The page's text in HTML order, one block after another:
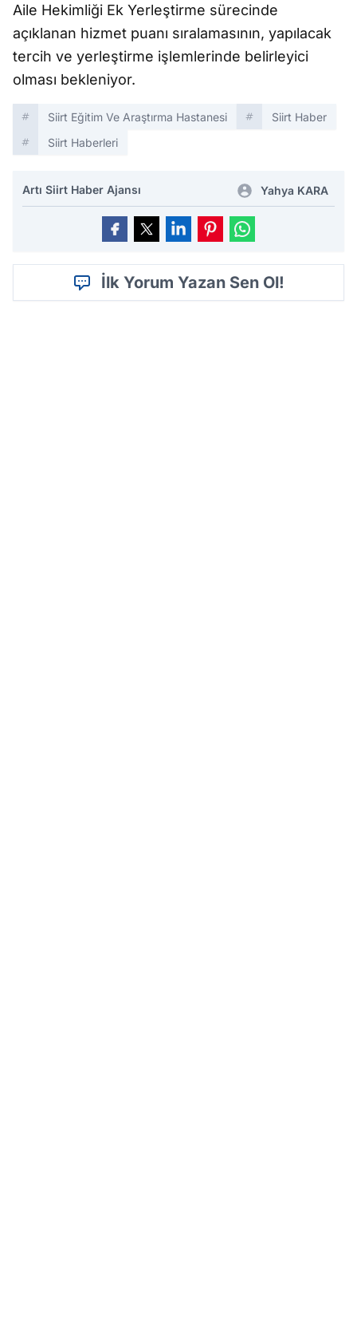
Aile Hekimliği Ek Yerleştirme sürecinde
açıklanan hizmet puanı sıralamasının, yapılacak
tercih ve yerleştirme işlemlerinde belirleyici
olması bekleniyor.
Siirt Eğitim Ve Araştırma Hastanesi
Siirt Haber
Siirt Haberleri
Artı Siirt Haber Ajansı Yahya KARA
İlk Yorum Yazan Sen Ol!